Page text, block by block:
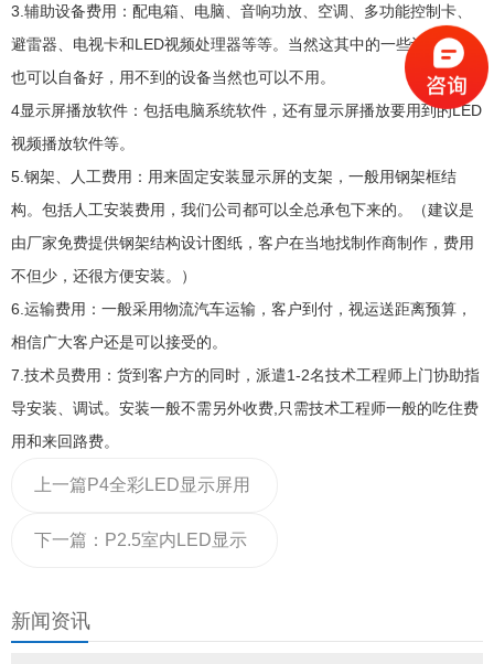
新闻资讯
3.辅助设备费用：配电箱、电脑、音响功放、空调、多功能控制卡、
避雷器、电视卡和LED视频处理器等等。当然这其中的一些设备用户
也可以自备好，用不到的设备当然也可以不用。
4显示屏播放软件：包括电脑系统软件，还有显示屏播放要用到的LED
视频播放软件等。
5.钢架、人工费用：用来固定安装显示屏的支架，一般用钢架框结
构。包括人工安装费用，我们公司都可以全总承包下来的。（建议是
由厂家免费提供钢架结构设计图纸，客户在当地找制作商制作，费用
不但少，还很方便安装。）
6.运输费用：一般采用物流汽车运输，客户到付，视运送距离预算，
相信广大客户还是可以接受的。
7.技术员费用：货到客户方的同时，派遣1-2名技术工程师上门协助指
导安装、调试。安装一般不需另外收费,只需技术工程师一般的吃住费
用和来回路费。
上一篇 P4全彩LED显示屏用
材规格与技术参数
下一篇： P2.5室内LED显示